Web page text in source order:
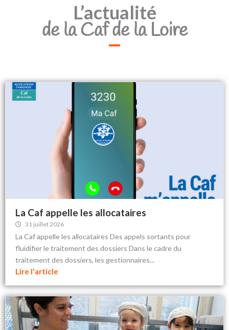
L’actualité
de la Caf de la Loire
La Caf appelle les allocataires
31 juillet 2026
La Caf appelle les allocataires Des appels sortants pour
fluidifier le traitement des dossiers Dans le cadre du
traitement des dossiers, les gestionnaires...
Lire l'article